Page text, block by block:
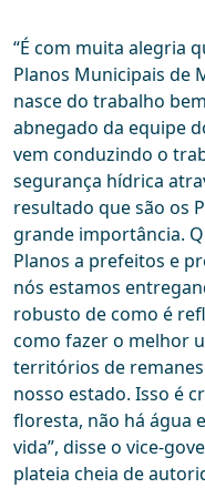
“É com muita alegria
Planos Municipais de
nasce do trabalho
abnegado da equipe
vem conduzindo o
segurança hídrica
resultado que são os
grande importância.
Planos a prefeitos e
nós estamos
robusto de como é
como fazer o melhor
territórios de
nosso estado. Isso é
floresta, não há água
vida”, disse o vice-
plateia cheia de